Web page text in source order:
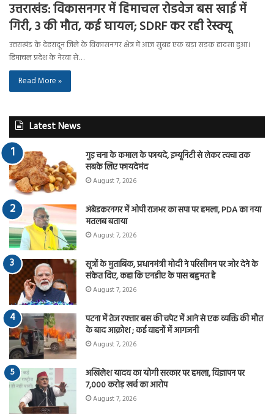
उत्तराखंड: विकासनगर में हिमाचल रोडवेज बस खाई में
गिरी, 3 की मौत, कई घायल; SDRF कर रही रेस्क्यू
उत्तराखंड के देहरादून जिले के विकासनगर क्षेत्र में आज सुबह एक बड़ा सड़क हादसा हुआ।
हिमाचल प्रदेश के नेरवा से…
Read More »
Latest News
गुड़ चना के कमाल के फायदे, इम्यूनिटी से लेकर त्वचा तक
सबके लिए फायदेमंद
August 7, 2026
अंबेडकरनगर में ओपी राजभर का सपा पर हमला, PDA का नया
मतलब बताया
August 7, 2026
सूत्रों के मुताबिक, प्रधानमंत्री मोदी ने परिसीमन पर जोर देने के
संकेत दिए, कहा कि एनडीए के पास बहुमत है
August 7, 2026
पटना में तेज रफ्तार बस की चपेट में आने से एक व्यक्ति की मौत
के बाद आक्रोश ; कई वाहनों में आगजनी
August 7, 2026
अखिलेश यादव का योगी सरकार पर हमला, विज्ञापन पर
7,000 करोड़ खर्च का आरोप
August 7, 2026